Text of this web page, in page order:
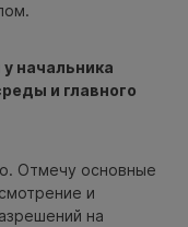
начальника
и главного
Отмечу основные
и
на